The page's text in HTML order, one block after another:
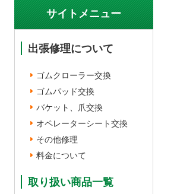
サイトメニュー
出張修理について
ゴムクローラー交換
ゴムパッド交換
バケット、爪交換
オペレーターシート交換
その他修理
料金について
取り扱い商品一覧